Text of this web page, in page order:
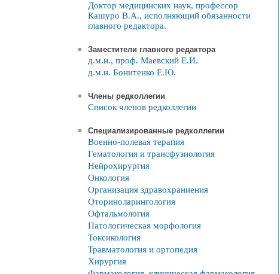
Доктор медицинских наук, профессор
Кашуро В.А., исполняющий обязанности
главного редактора.
Заместители главного редактора
д.м.н., проф. Маевский Е.И.
д.м.н. Бонитенко Е.Ю.
Члены редколлегии
Список членов редколлегии
Специализированные редколлегии
Военно-полевая терапия
Гематология и трансфузиология
Нейрохирургия
Онкология
Организация здравохраниения
Оториноларингология
Офтальмология
Патологическая морфология
Токсикология
Травматология и ортопедия
Хирургия